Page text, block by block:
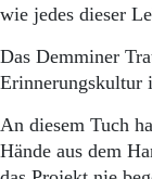
wie jedes dieser
Das Demminer
Erinnerungskultur
An diesem Tuch
Hände aus dem